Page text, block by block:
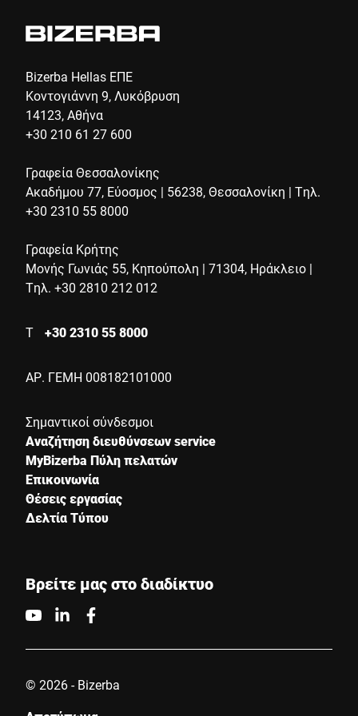
Bizerba Hellas ΕΠΕ
Κοντογιάννη 9, Λυκόβρυση
14123, Αθήνα
+30 210 61 27 600
Γραφεία Θεσσαλονίκης
Ακαδήμου 77, Εύοσμος | 56238, Θεσσαλονίκη | Τηλ.
+30 2310 55 8000
Γραφεία Κρήτης
Μονής Γωνιάς 55, Κηπούπολη | 71304, Ηράκλειο |
Τηλ. +30 2810 212 012
Τ +30 2310 55 8000
ΑΡ. ΓΕΜΗ 008182101000
Σημαντικοί σύνδεσμοι
Αναζήτηση διευθύνσεων service
MyBizerba Πύλη πελατών
Επικοινωνία
Θέσεις εργασίας
Δελτία Τύπου
Βρείτε μας στο διαδίκτυο
© 2026 - Bizerba